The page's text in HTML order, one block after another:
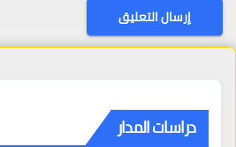
دراسات المدار